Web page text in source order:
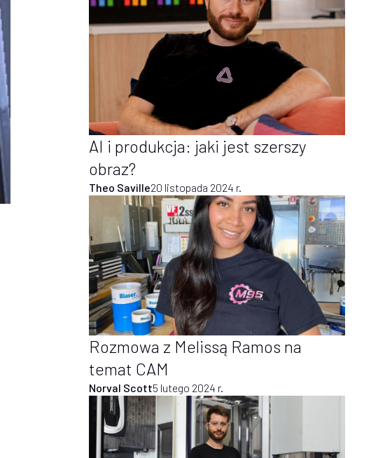
AI i produkcja: jaki jest szerszy
obraz?
Theo Saville20 listopada 2024 r.
Rozmowa z Melissą Ramos na
temat CAM
Norval Scott5 lutego 2024 r.